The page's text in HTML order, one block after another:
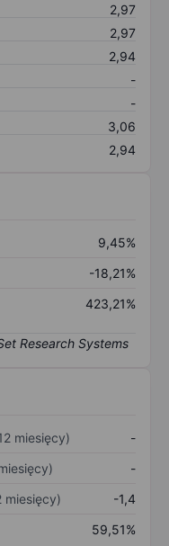
2,97
2,97
2,94
-
-
3,06
2,94
9,45%
-18,21%
423,21%
miesięcy)
-
-
miesięcy)
-1,4
59,51%